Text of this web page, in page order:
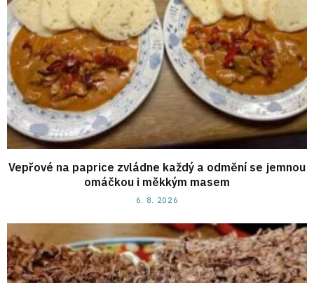
Vepřové na paprice zvládne každý a odmění se jemnou
omáčkou i měkkým masem
6. 8. 2026